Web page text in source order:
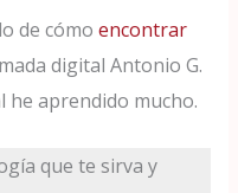
de cómoencontrar
digital Antonio G.
he aprendido mucho.
que te sirva y